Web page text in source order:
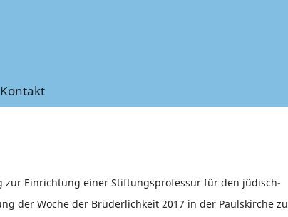
Kontakt
Einrichtung einer Stiftungsprofessur für den jüdisch-
der Woche der Brüderlichkeit 2017 in der Paulskirche zu